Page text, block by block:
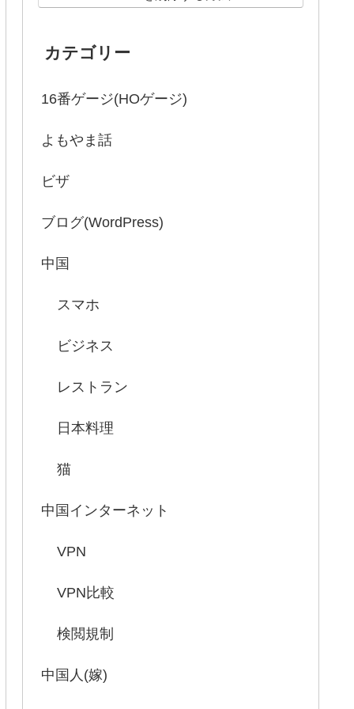
カテゴリー
16番ゲージ(HOゲージ)
よもやま話
ビザ
ブログ(WordPress)
中国
スマホ
ビジネス
レストラン
日本料理
猫
中国インターネット
VPN
VPN比較
検閲規制
中国人(嫁)